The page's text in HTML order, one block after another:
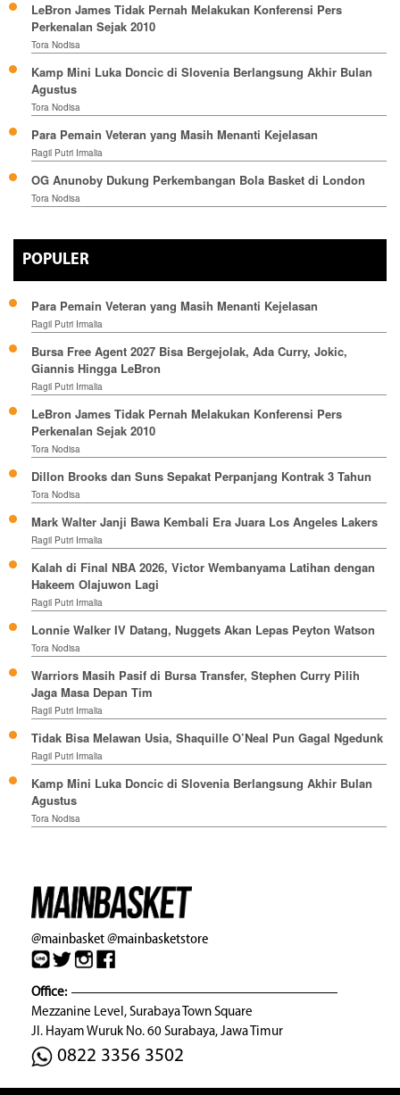
LeBron James Tidak Pernah Melakukan Konferensi Pers
Perkenalan Sejak 2010
Tora Nodisa
Kamp Mini Luka Doncic di Slovenia Berlangsung Akhir Bulan
Agustus
Tora Nodisa
Para Pemain Veteran yang Masih Menanti Kejelasan
Ragil Putri Irmalia
OG Anunoby Dukung Perkembangan Bola Basket di London
Tora Nodisa
POPULER
Para Pemain Veteran yang Masih Menanti Kejelasan
Ragil Putri Irmalia
Bursa Free Agent 2027 Bisa Bergejolak, Ada Curry, Jokic,
Giannis Hingga LeBron
Ragil Putri Irmalia
LeBron James Tidak Pernah Melakukan Konferensi Pers
Perkenalan Sejak 2010
Tora Nodisa
Dillon Brooks dan Suns Sepakat Perpanjang Kontrak 3 Tahun
Tora Nodisa
Mark Walter Janji Bawa Kembali Era Juara Los Angeles Lakers
Ragil Putri Irmalia
Kalah di Final NBA 2026, Victor Wembanyama Latihan dengan
Hakeem Olajuwon Lagi
Ragil Putri Irmalia
Lonnie Walker IV Datang, Nuggets Akan Lepas Peyton Watson
Tora Nodisa
Warriors Masih Pasif di Bursa Transfer, Stephen Curry Pilih
Jaga Masa Depan Tim
Ragil Putri Irmalia
Tidak Bisa Melawan Usia, Shaquille O’Neal Pun Gagal Ngedunk
Ragil Putri Irmalia
Kamp Mini Luka Doncic di Slovenia Berlangsung Akhir Bulan
Agustus
Tora Nodisa
@mainbasket@mainbasketstore
Office:
Mezzanine Level, Surabaya Town Square
Jl. Hayam Wuruk No. 60 Surabaya, Jawa Timur
0822 3356 3502